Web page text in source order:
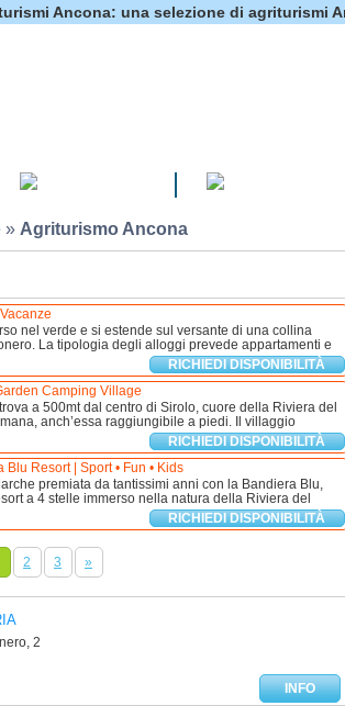
Ancona: una selezione di agriturismi
» Agriturismo Ancona
nel verde e si estende sul versante di una collina
La tipologia degli alloggi prevede appartamenti e
RICHIEDI DISPONIBILITÀ
Camping Village
a 500mt dal centro di Sirolo, cuore della Riviera del
anch’essa raggiungibile a piedi. Il villaggio
RICHIEDI DISPONIBILITÀ
Blu Resort | Sport • Fun • Kids
premiata da tantissimi anni con la Bandiera Blu,
a 4 stelle immerso nella natura della Riviera del
RICHIEDI DISPONIBILITÀ
2 3 »
2
INFO